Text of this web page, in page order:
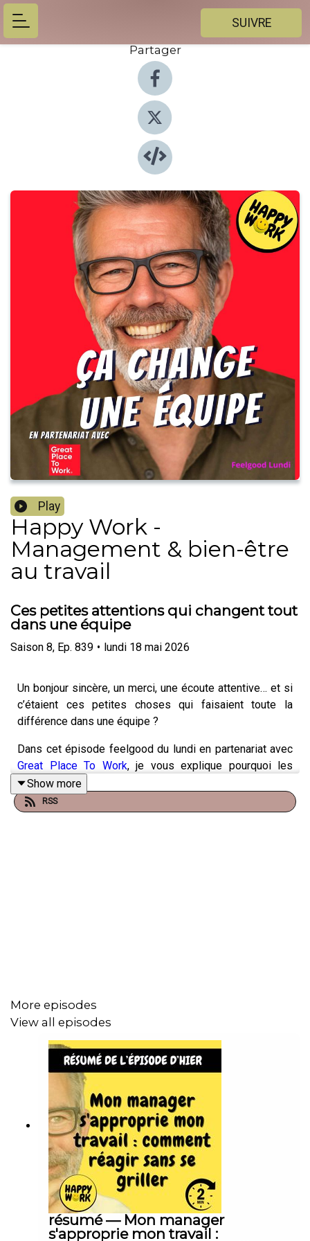
SUIVRE
Partager
Play
Happy Work -
Management & bien-être
au travail
Ces petites attentions qui changent tout
dans une équipe
Saison 8, Ep. 839 • lundi 18 mai 2026
Un bonjour sincère, un merci, une écoute attentive… et si
c’étaient ces petites choses qui faisaient toute la
différence dans une équipe ?
Dans cet épisode feelgood du lundi en partenariat avec
Great Place To Work, je vous explique pourquoi les
micro-attentions du quotidien ont un impact énorme sur
l’ambiance, la confiance et l’engagement.
DÉCOUVREZ MON AUTRE PODCAST, HAPPY MOI, LE
PODCAST POUR PRENDRE SOIN DE VOUS, VRAIMENT:
lnk.to/sT70cY
bien-être au travail
management
équipe
ambiance travail
relations professionnelles
Show more
RSS
More episodes
View all episodes
résumé — Mon manager
s'approprie mon travail :